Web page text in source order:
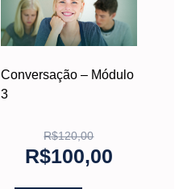
Conversação – Módulo
3
R$120,00
R$100,00